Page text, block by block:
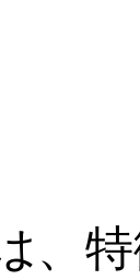
、